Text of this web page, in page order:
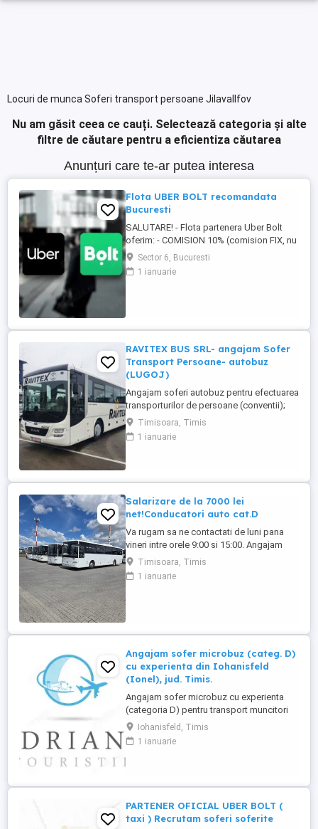
Locuri de munca Soferi transport persoane JilavaIlfov
Nu am găsit ceea ce cauți. Selectează categoria și alte
filtre de căutare pentru a eficientiza căutarea
Anunțuri care te-ar putea interesa
Flota UBER BOLT recomandata
Bucuresti
SALUTARE! - Flota partenera Uber Bolt
oferim: - COMISION 10% (comision FIX, nu
se schimba) -Carte de munca obligatorie (
4h 8h) Se face dovada lunara a achitarii
contributiilor. - Se ofera casa de marcat! -
Sector 6, Bucuresti
1 ianuarie
RAVITEX BUS SRL- angajam Sofer
Transport Persoane- autobuz
(LUGOJ)
Angajam soferi autobuz pentru efectuarea
transporturilor de persoane (conventii);
Cerinte obligatorii: - OBLIGATORIU
domiciliul stabil in orasul LUGOJ sau
imprejurimi; - Avantaj experienta transport
tichete de masa (30 ...
Timisoara, Timis
1 ianuarie
Salarizare de la 7000 lei
net!Conducatori auto cat.D
Va rugam sa ne contactati de luni pana
vineri intre orele 9:00 si 15:00. Angajam
sofer cu permis Cat. D +atestat
profesional de transport persoane.
Autocar,program de lucru Luni-Vineri 3
Timisoara, Timis
1 ianuarie
Angajam sofer microbuz (categ. D)
cu experienta din Iohanisfeld
(Ionel), jud. Timis.
Angajam sofer microbuz cu experienta
(categoria D) pentru transport muncitori
din zona Iohanisfeld (Ionel), jud. Timis, in
regim de curse regulate, conventie
transport angajati. Domiciliu in Iohanisfeld
telefonic.
Iohanisfeld, Timis
1 ianuarie
PARTENER OFICIAL UBER BOLT (
taxi ) Recrutam soferi soferite